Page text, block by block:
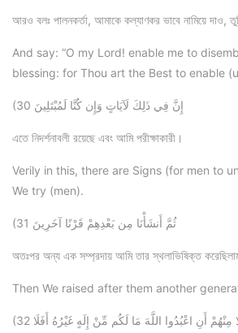
আরও বলঃ পালনকর্তা, আমাকে কল্যাণকর ভাবে নামিয়ে দাও,
And say: “O my Lord! enable me to
blessing: for Thou art the Best to enable
(30 إِنَّ فِي ذَلِكَ لَآيَاتٍ وَإِن كُنَّا لَمُبْتَلِينَ
এতে নিদর্শনাবলী রয়েছে এবং আমি পরীক্ষাকারী।
Verily in this, there are Signs (for men to
We try (men).
(31 ثُمَّ أَنشَأْنَا مِن بَعْدِهِمْ قَرْنًا آخَرِينَ
অতঃপর অন্য এক সম্প্রদায় আমি তার স্থলাভিষিক্ত
Then We raised after them another
(32 فَأَرْسَلْنَا فِيهِمْ رَسُولًا مِنْهُمْ أَنِ اعْبُدُوا اللَّهَ مَا لَكُم مِّنْ إِلَهٍ غَيْرُهُ أَفَلَا